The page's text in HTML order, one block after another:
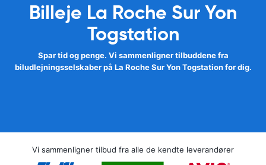
Billeje La Roche Sur Yon
Togstation
Spar tid og penge. Vi sammenligner tilbuddene fra
biludlejningsselskaber på La Roche Sur Yon Togstation for dig.
Vi sammenligner tilbud fra alle de kendte leverandører